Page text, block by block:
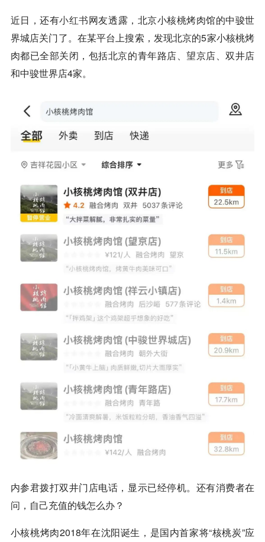
近日，还有小红书网友透露，北京小核桃烤肉馆的中骏世
界城店关门了。在某平台上搜索，发现北京的5家小核桃烤
肉都已全部关闭，包括北京的青年路店、望京店、双井店
和中骏世界店4家。
内参君拨打双井门店电话，显示已经停机。还有消费者在
问，自己充值的钱怎么办？
小核桃烤肉2018年在沈阳诞生，是国内首家将“核桃炭”应